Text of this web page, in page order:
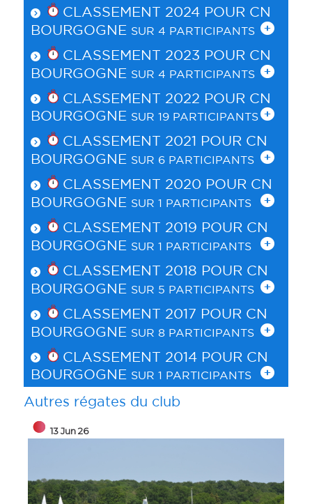
CLASSEMENT 2024 POUR CN
BOURGOGNE SUR 4 PARTICIPANTS
CLASSEMENT 2023 POUR CN
BOURGOGNE SUR 4 PARTICIPANTS
CLASSEMENT 2022 POUR CN
BOURGOGNE SUR 19 PARTICIPANTS
CLASSEMENT 2021 POUR CN
BOURGOGNE SUR 6 PARTICIPANTS
CLASSEMENT 2020 POUR CN
BOURGOGNE SUR 1 PARTICIPANTS
CLASSEMENT 2019 POUR CN
BOURGOGNE SUR 1 PARTICIPANTS
CLASSEMENT 2018 POUR CN
BOURGOGNE SUR 5 PARTICIPANTS
CLASSEMENT 2017 POUR CN
BOURGOGNE SUR 8 PARTICIPANTS
CLASSEMENT 2014 POUR CN
BOURGOGNE SUR 1 PARTICIPANTS
Autres régates du club
13 Jun 26